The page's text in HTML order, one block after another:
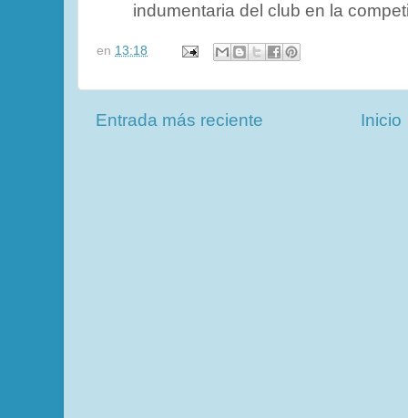
indumentaria del club en la
en 13:18
Entrada más reciente Inicio